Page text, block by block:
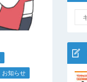
お知らせ